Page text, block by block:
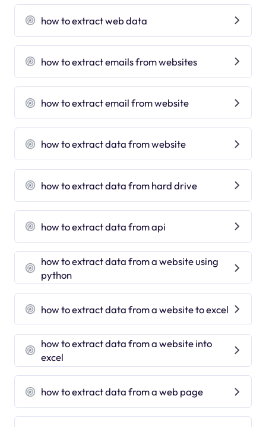
how to extract web data
how to extract emails from websites
how to extract email from website
how to extract data from website
how to extract data from hard drive
how to extract data from api
how to extract data from a website using
python
how to extract data from a website to excel
how to extract data from a website into
excel
how to extract data from a web page